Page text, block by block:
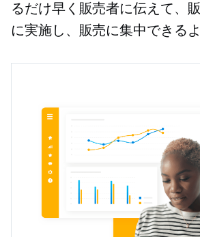
るだけ早く販売者に伝えて、
に実施し、販売に集中できる